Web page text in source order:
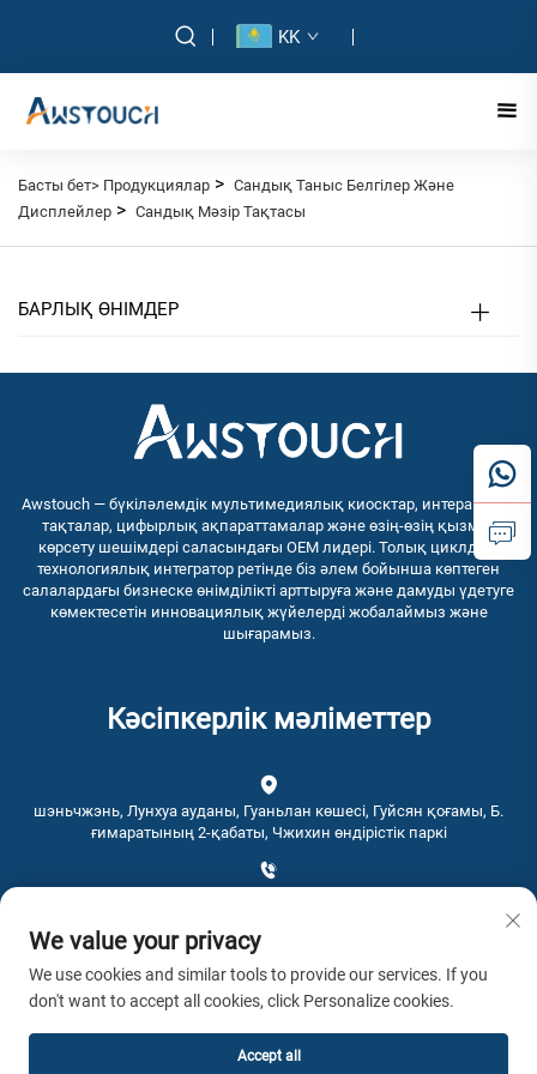
KK
Басты бет> Продукциялар > Сандық Таныс Белгілер Және
Дисплейлер > Сандық Мәзір Тақтасы
БАРЛЫҚ ӨНІМДЕР
Awstouch — бүкіләлемдік мультимедиялық киосктар, интерактивті
тақталар, цифырлық ақпараттамалар және өзің-өзің қызмет
көрсету шешімдері саласындағы OEM лидері. Толық циклдық
технологиялық интегратор ретінде біз әлем бойынша көптеген
салалардағы бизнеске өнімділікті арттыруға және дамуды үдетуге
көмектесетін инновациялық жүйелерді жобалаймыз және
шығарамыз.
Кәсіпкерлік мәліметтер
шэньчжэнь, Лунхуа ауданы, Гуаньлан көшесі, Гуйсян қоғамы, Б.
ғимаратының 2-қабаты, Чжихин өндірістік паркі
[email protected]
We value your privacy
We use cookies and similar tools to provide our services. If you
don't want to accept all cookies, click Personalize cookies.
Accept all